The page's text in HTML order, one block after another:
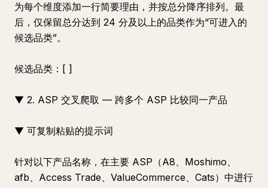
为每个维度添加一行简要理由，并按总分降序排列。最
后，仅保留总分达到 24 分及以上的品类作为“可进入的
候选品类”。
候选品类：[ ]
▼ 2. ASP 交叉爬取 — 跨多个 ASP 比较同一产品
▼ 可复制粘贴的提示词
针对以下产品名称，在主要 ASP（A8、Moshimo、
afb、Access Trade、ValueCommerce、Cats）中进行